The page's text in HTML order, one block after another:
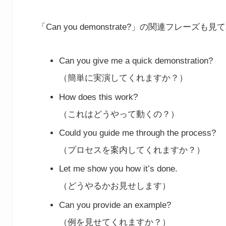
「Can you demonstrate?」の関連フレーズも見て
Can you give me a quick demonstration?
（簡単に実演してくれますか？）
How does this work?
（これはどうやって動くの？）
Could you guide me through the process?
（プロセスを案内してくれますか？）
Let me show you how it’s done.
（どうやるかお見せします）
Can you provide an example?
（例を見せてくれますか？）